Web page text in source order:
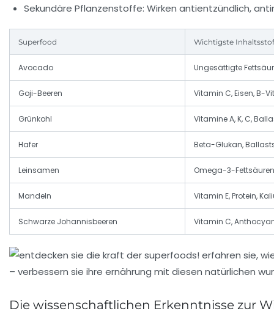
Sekundäre Pflanzenstoffe: Wirken antientzündlich,
Superfood Wichtigste
Avocado Ungesättigte
Goji-Beeren Vitamin C, Eisen, B-
Grünkohl Vitamine A, K, C,
Hafer Beta-Glukan,
Leinsamen Omega-3-
Mandeln Vitamin E, Protein,
Schwarze Johannisbeeren Vitamin C,
Die wissenschaftlichen Erkenntnisse zur